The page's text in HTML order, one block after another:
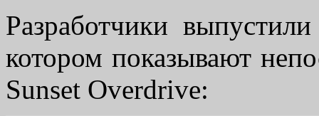
Разработчики
котором показывают
Sunset Overdrive: